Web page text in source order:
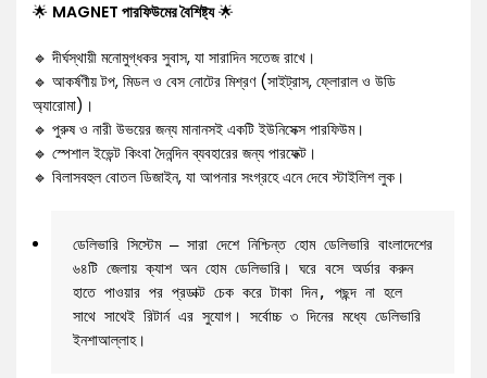
🌟 MAGNET পারফিউমের বৈশিষ্ট্য🌟
🔹 দীর্ঘস্থায়ী মনোমুগ্ধকর সুবাস, যা সারাদিন সতেজ রাখে।
🔹 আকর্ষণীয় টপ, মিডল ও বেস নোটের মিশ্রণ (সাইট্রাস, ফ্লোরাল ও উডি
অ্যারোমা)।
🔹 পুরুষ ও নারী উভয়ের জন্য মানানসই একটি ইউনিসেক্স পারফিউম।
🔹 স্পেশাল ইভেন্ট কিংবা দৈনন্দিন ব্যবহারের জন্য পারফেক্ট।
🔹 বিলাসবহুল বোতল ডিজাইন, যা আপনার সংগ্রহে এনে দেবে স্টাইলিশ লুক।
ডেলিভারি সিস্টেম – সারা দেশে নিশ্চিন্ত হোম ডেলিভারি বাংলাদেশের
৬৪টি জেলায় ক্যাশ অন হোম ডেলিভারি। ঘরে বসে অর্ডার করুন
হাতে পাওয়ার পর প্রডাক্ট চেক করে টাকা দিন, পছন্দ না হলে
সাথে সাথেই রিটার্ন এর সুযোগ। সর্বোচ্চ ৩ দিনের মধ্যে ডেলিভারি
ইনশাআল্লাহ।